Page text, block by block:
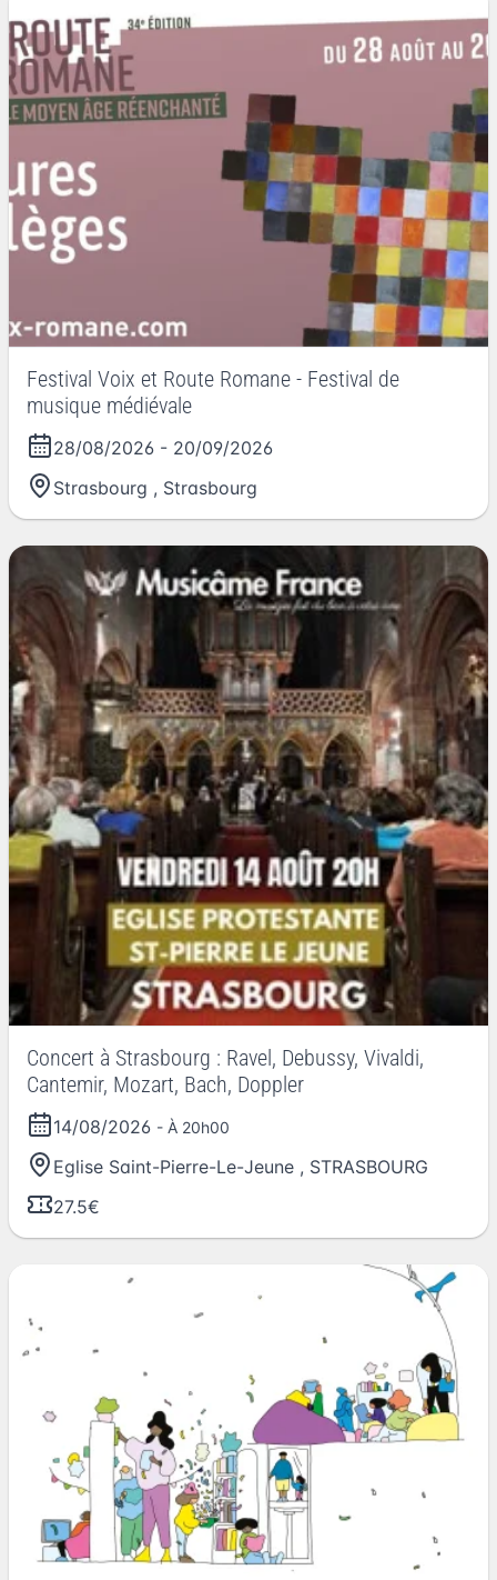
Festival Voix et Route Romane - Festival de
musique médiévale
28/08/2026 - 20/09/2026
Strasbourg , Strasbourg
Concert à Strasbourg : Ravel, Debussy, Vivaldi,
Cantemir, Mozart, Bach, Doppler
14/08/2026 - À 20h00
Eglise Saint-Pierre-Le-Jeune , STRASBOURG
27.5€